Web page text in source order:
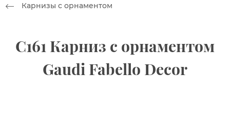
Карнизы с орнаментом
C161 Карниз с орнаментом
Gaudi Fabello Decor